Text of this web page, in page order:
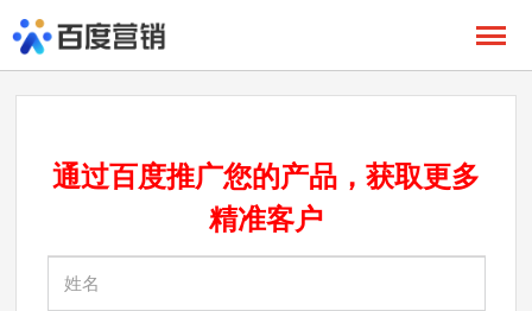
通过百度推广您的产品，获取更多
精准客户